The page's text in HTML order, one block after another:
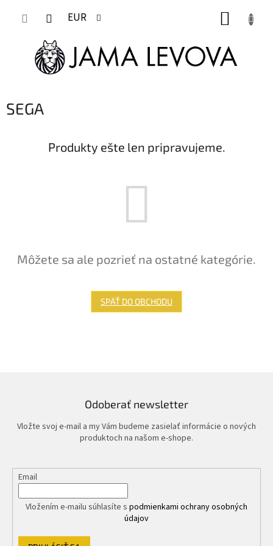
EUR
SEGA
Produkty ešte len pripravujeme.
Môžete sa ale pozrieť na ostatné kategórie.
SPÄŤ DO OBCHODU
Odoberať newsletter
Vložte svoj e-mail a my Vám budeme zasielať informácie o nových
produktoch na našom e-shope.
Email
Vložením e-mailu súhlasíte s podmienkami ochrany osobných
údajov